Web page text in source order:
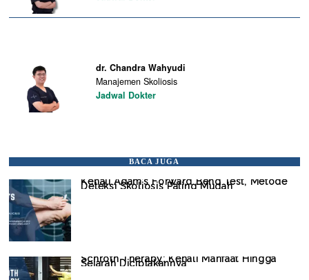
dr. Chandra Wahyudi
Manajemen Skoliosis
Jadwal Dokter
BACA JUGA
Kenali Adam’s Forward Bend Test, Metode
Deteksi Skoliosis Paling Mudah
Schroth Therapy: Kenali Manfaat Hingga
Sejarah Diciptakannya